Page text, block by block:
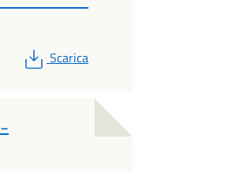
PDF
Scarica